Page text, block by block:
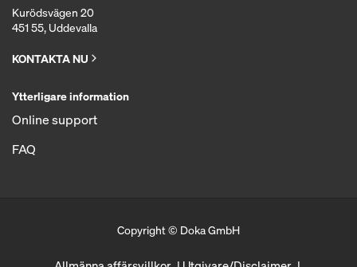
Kurödsvägen 20
451 55, Uddevalla
KONTAKTA NU
Ytterligare information
Online support
FAQ
Copyright © Doka GmbH